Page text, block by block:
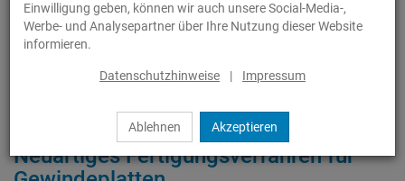
Einwilligung geben, können wir auch unsere Social-Media-,
Werbe- und Analysepartner über Ihre Nutzung dieser Website
informieren.
Datenschutzhinweise | Impressum
Ablehnen Akzeptieren
Leistungen Referenzprojekte Herstellung von Gewindeplatten
Herstellung von Gewindeplatten
Neuartiges Fertigungsverfahren für